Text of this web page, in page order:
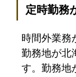
定時勤務
時間外業務
勤務地が北
す。勤務地